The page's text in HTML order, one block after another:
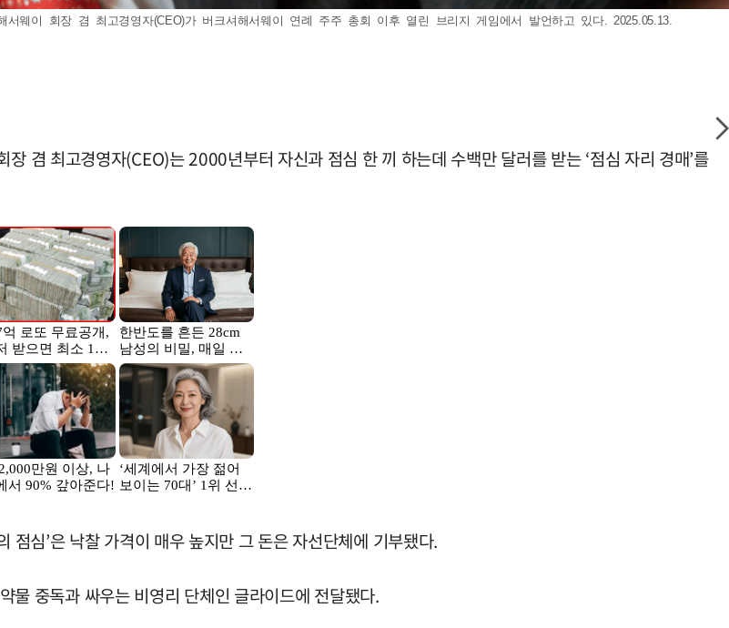
웨이 회장 겸 최고경영자(CEO)가 버크셔해서웨이 연례 주주 총회 이후 열린 브리지 게임에서 발언하고 있다. 2025.05.13.
겸 최고경영자(CEO)는 2000년부터 자신과 점심 한 끼 하는데 수백만 달러를 받는 ‘점심 자리 경매’를
심’은 낙찰 가격이 매우 높지만 그 돈은 자선단체에 기부됐다.
물 중독과 싸우는 비영리 단체인 글라이드에 전달됐다.